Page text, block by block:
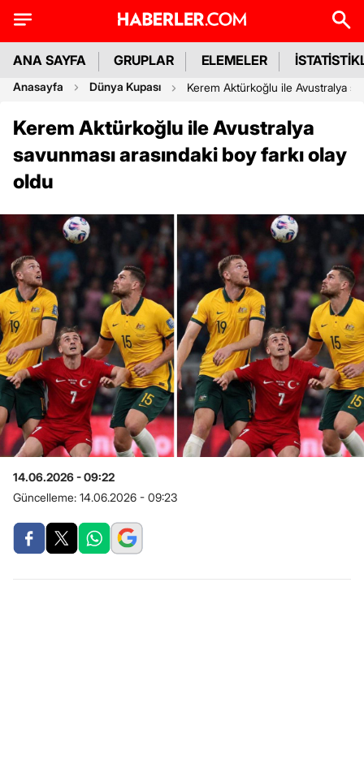
ANA SAYFA GRUPLAR ELEMELER
Anasayfa Dünya Kupası Kerem Aktürkoğlu ile Avustralya
Kerem Aktürkoğlu ile Avustralya
savunması arasındaki boy farkı olay
oldu
14.06.2026 - 09:22
Güncelleme: 14.06.2026 - 09:23